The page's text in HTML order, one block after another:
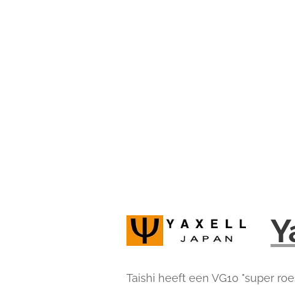
Taishi heeft een VG10 "super